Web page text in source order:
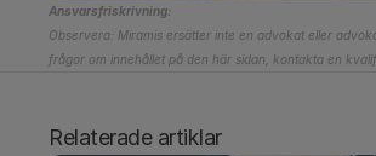
Ansvarsfriskrivning:
Observera: Miramis ersätter inte en advokat eller
frågor om innehållet på den här sidan, kontakta en
Relaterade artiklar